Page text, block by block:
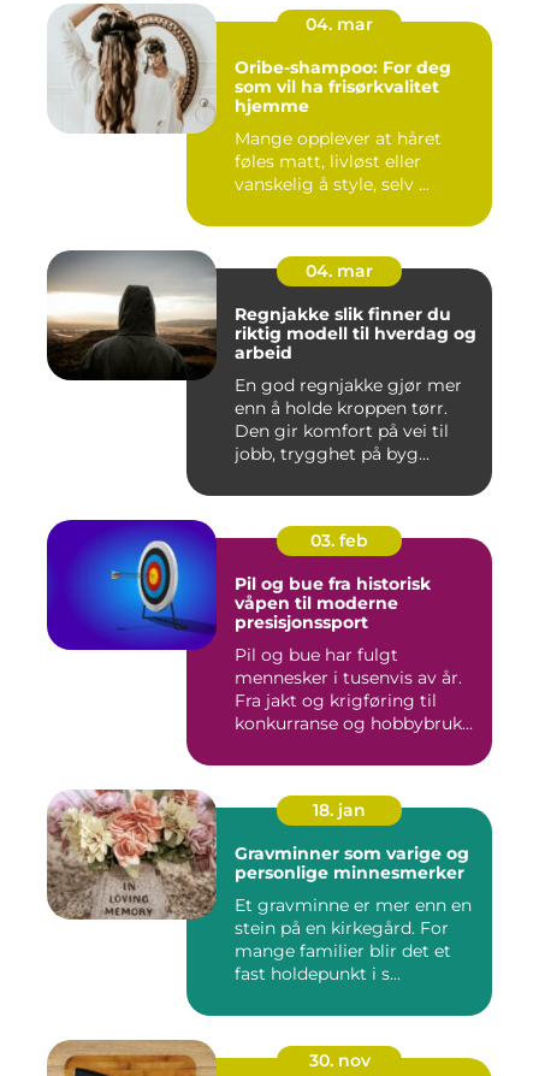
04. mar
Oribe-shampoo: For deg
som vil ha frisørkvalitet
hjemme
Mange opplever at håret
føles matt, livløst eller
vanskelig å style, selv ...
04. mar
Regnjakke slik finner du
riktig modell til hverdag og
arbeid
En god regnjakke gjør mer
enn å holde kroppen tørr.
Den gir komfort på vei til
jobb, trygghet på byg...
03. feb
Pil og bue fra historisk
våpen til moderne
presisjonssport
Pil og bue har fulgt
mennesker i tusenvis av år.
Fra jakt og krigføring til
konkurranse og hobbybruk...
18. jan
Gravminner som varige og
personlige minnesmerker
Et gravminne er mer enn en
stein på en kirkegård. For
mange familier blir det et
fast holdepunkt i s...
30. nov